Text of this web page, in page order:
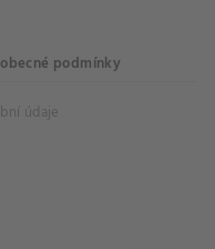
podmínky
údaje